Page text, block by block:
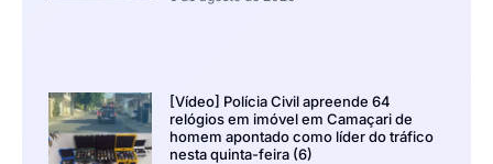
[Vídeo] Polícia Civil apreende 64
relógios em imóvel em Camaçari de
homem apontado como líder do tráfico
nesta quinta-feira (6)